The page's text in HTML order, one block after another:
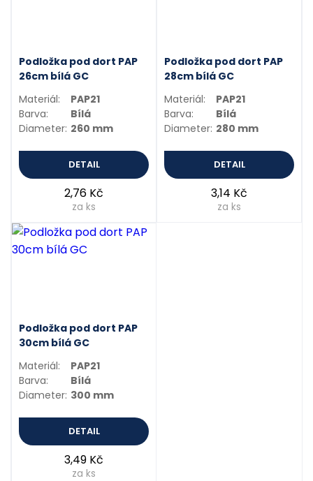
Podložka pod dort PAP
26cm bílá GC
Materiál:
PAP21
Barva:
Bílá
Diameter: 260 mm
DETAIL
2,76 Kč
za ks
Podložka pod dort PAP
28cm bílá GC
Materiál:
PAP21
Barva:
Bílá
Diameter: 280 mm
DETAIL
3,14 Kč
za ks
Podložka pod dort PAP
30cm bílá GC
Materiál:
PAP21
Barva:
Bílá
Diameter: 300 mm
DETAIL
3,49 Kč
za ks